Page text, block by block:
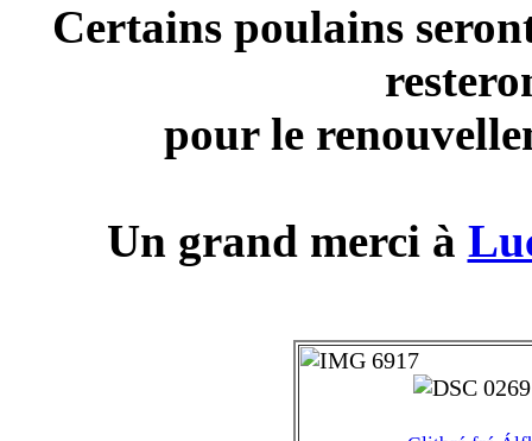
Certains poulains
pour le
Un grand merci à